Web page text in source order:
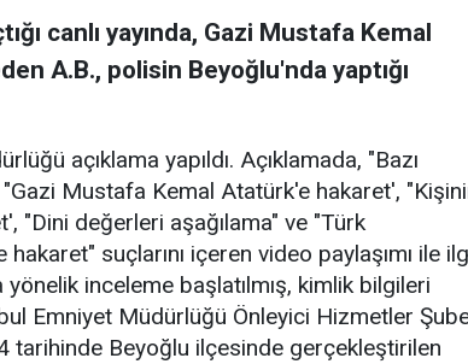
canlı yayında, Gazi Mustafa Kemal
A.B., polisin Beyoğlu'nda yaptığı
açıklama yapıldı. Açıklamada, "Bazı
Mustafa Kemal Atatürk'e hakaret',
"Dini değerleri aşağılama" ve "Türk
suçlarını içeren video paylaşımı ile
inceleme başlatılmış, kimlik bilgileri
Emniyet Müdürlüğü Önleyici Hizmetler
tarihinde Beyoğlu ilçesinde gerçekleştirilen